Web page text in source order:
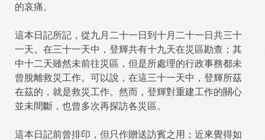
的哀痛。
這本日記所記，從九月二十一日到十月二十一日共三十
一天。在三十一天中，登輝共有十九天在災區勘查；其
中十二天雖然未前往災區，但是所處理的行政事務都未
曾脫離救災工作。可以說，在這三十一天中，登輝所茲
在茲的，就是救災工作。然而，登輝對重建工作的關心
並未間斷，也曾多次再探訪各災區。
這本日記前曾排印，但只作贈送訪賓之用；近來覺得如